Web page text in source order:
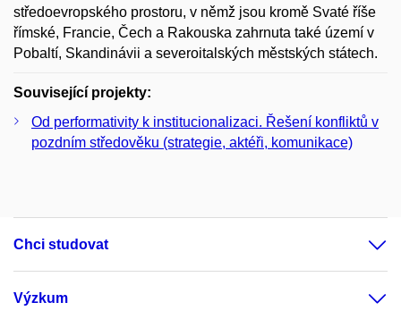
středoevropského prostoru, v němž jsou kromě Svaté říše
římské, Francie, Čech a Rakouska zahrnuta také území v
Pobaltí, Skandinávii a severoitalských městských státech.
Související projekty:
Od performativity k institucionalizaci. Řešení konfliktů v
pozdním středověku (strategie, aktéři, komunikace)
Chci studovat
Výzkum